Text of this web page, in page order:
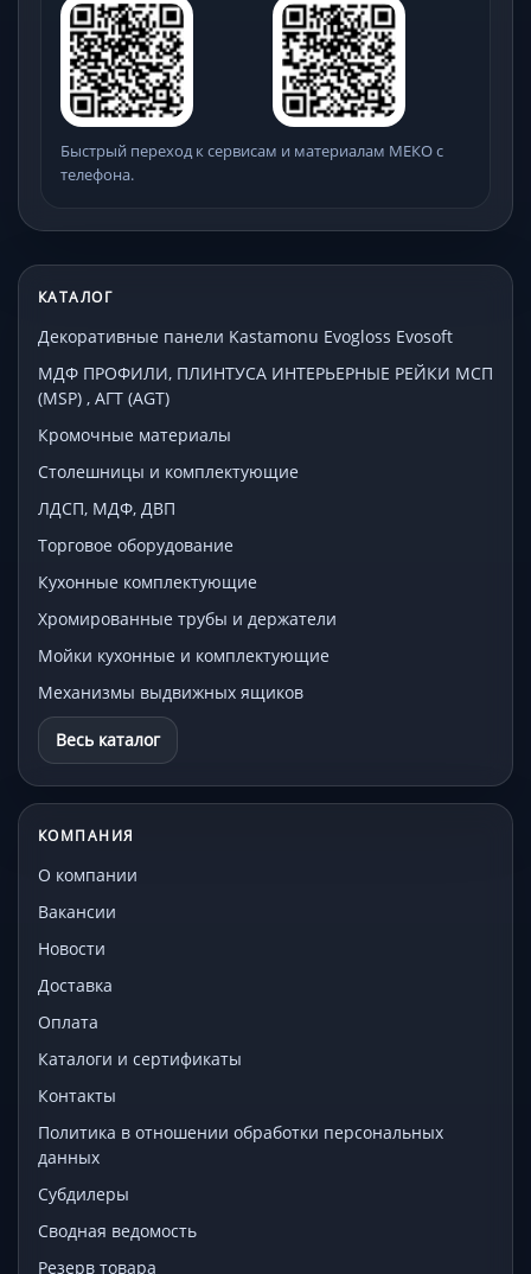
Быстрый переход к сервисам и материалам МЕКО с
телефона.
КАТАЛОГ
Декоративные панели Kastamonu Evogloss Evosoft
МДФ ПРОФИЛИ, ПЛИНТУСА ИНТЕРЬЕРНЫЕ РЕЙКИ МСП
(MSP) , АГТ (AGT)
Кромочные материалы
Столешницы и комплектующие
ЛДСП, МДФ, ДВП
Торговое оборудование
Кухонные комплектующие
Хромированные трубы и держатели
Мойки кухонные и комплектующие
Механизмы выдвижных ящиков
Весь каталог
КОМПАНИЯ
О компании
Вакансии
Новости
Доставка
Оплата
Каталоги и сертификаты
Контакты
Политика в отношении обработки персональных
данных
Субдилеры
Сводная ведомость
Резерв товара